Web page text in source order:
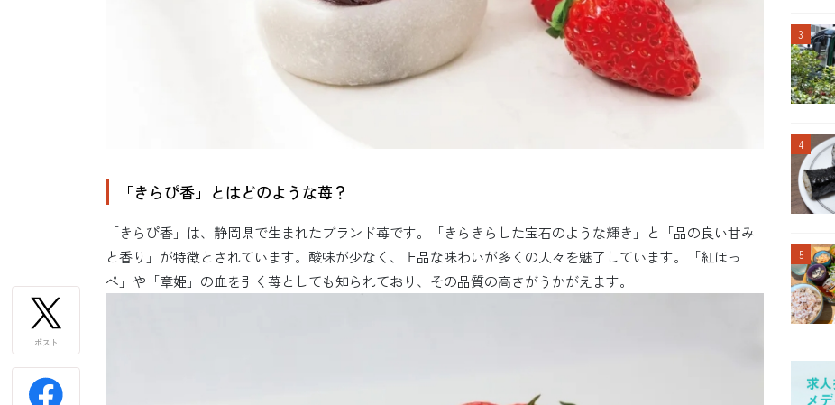
「きらぴ香」とはどのような苺？
「きらぴ香」は、静岡県で生まれたブランド苺です。「きらきらした宝石のような輝き」と「品の良い甘み
と香り」が特徴とされています。酸味が少なく、上品な味わいが多くの人々を魅了しています。「紅ほっ
ぺ」や「章姫」の血を引く苺としても知られており、その品質の高さがうかがえます。
ポスト